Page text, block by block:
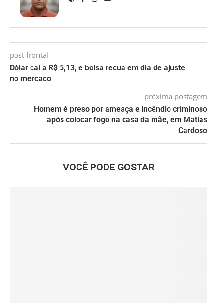
post frontal
Dólar cai a R$ 5,13, e bolsa recua em dia de ajuste
no mercado
próxima postagem
Homem é preso por ameaça e incêndio criminoso
após colocar fogo na casa da mãe, em Matias
Cardoso
VOCÊ PODE GOSTAR